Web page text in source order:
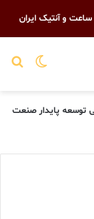
و آنتیک ایران
تغییر
توسعه پایدار صنعت